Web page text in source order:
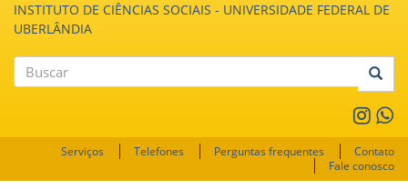
INSTITUTO DE CIÊNCIAS SOCIAIS - UNIVERSIDADE FEDERAL DE
UBERLÂNDIA
Serviços Telefones Perguntas frequentes
Contato
Fale conosco